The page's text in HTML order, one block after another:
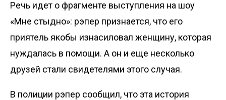
Речь идет о фрагменте выступления на шоу
«Мне стыдно»: рэпер признается, что его
приятель якобы изнасиловал женщину, которая
нуждалась в помощи. А он и еще несколько
друзей стали свидетелями этого случая.
В полиции рэпер сообщил, что эта история